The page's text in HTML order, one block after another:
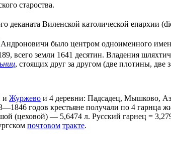
староства.
деканата Виленской католической епархии
Андроновичи было центром одноименного
всего земли 1641 десятин. Владения
, стоящих друг за другом (две плотины, две
и Журжево и 4 деревни: Падсадец, Мышково,
годов крестьяне получали по 4 гарнца
(цеховой) — 5,6474 л. Русский гарнец =
почтовом тракте.